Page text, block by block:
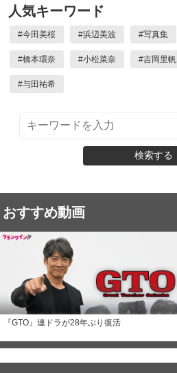
人気キーワード
#今田美桜 #浜辺美波 #写真集
#橋本環奈 #小松菜奈 #吉岡里帆
#与田祐希
検索する
おすすめ動画
『GTO』連ドラが28年ぶり復活